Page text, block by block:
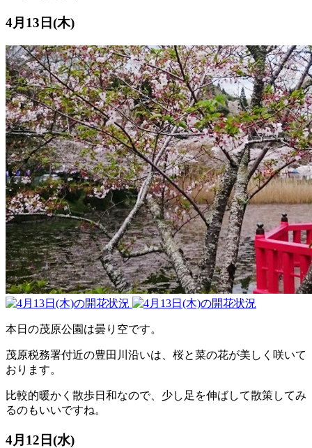
4月13日(木)
本日の茂原公園は曇り空です。
茂原税務署付近の豊田川沿いは、桜と菜の花が美しく咲いて
おります。
比較的暖かく散歩日和なので、少し足を伸ばして散策してみ
るのもいいですね。
4月12日(水)